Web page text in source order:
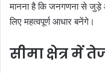
मानना है कि जनगणना से जुड़े
लिए महत्वपूर्ण आधार बनेंगे।
सीमा क्षेत्र में